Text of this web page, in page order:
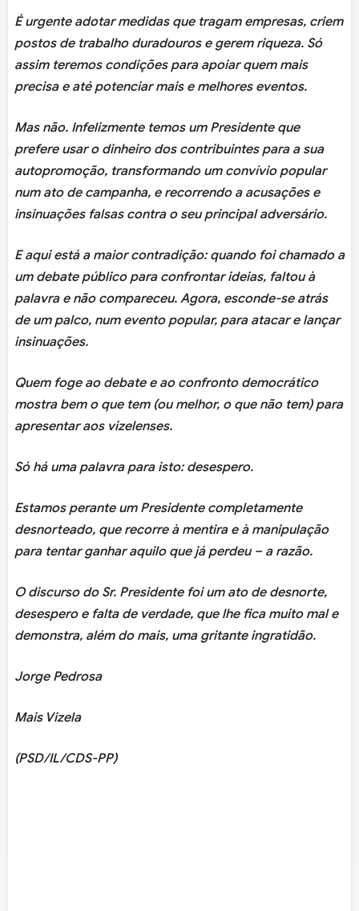
É urgente adotar medidas que tragam empresas, criem
postos de trabalho duradouros e gerem riqueza. Só
assim teremos condições para apoiar quem mais
precisa e até potenciar mais e melhores eventos.
Mas não. Infelizmente temos um Presidente que
prefere usar o dinheiro dos contribuintes para a sua
autopromoção, transformando um convívio popular
num ato de campanha, e recorrendo a acusações e
insinuações falsas contra o seu principal adversário.
E aqui está a maior contradição: quando foi chamado a
um debate público para confrontar ideias, faltou à
palavra e não compareceu. Agora, esconde-se atrás
de um palco, num evento popular, para atacar e lançar
insinuações.
Quem foge ao debate e ao confronto democrático
mostra bem o que tem (ou melhor, o que não tem) para
apresentar aos vizelenses.
Só há uma palavra para isto: desespero.
Estamos perante um Presidente completamente
desnorteado, que recorre à mentira e à manipulação
para tentar ganhar aquilo que já perdeu – a razão.
O discurso do Sr. Presidente foi um ato de desnorte,
desespero e falta de verdade, que lhe fica muito mal e
demonstra, além do mais, uma gritante ingratidão.
Jorge Pedrosa
Mais Vizela
(PSD/IL/CDS-PP)